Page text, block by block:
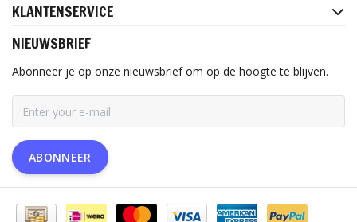
KLANTENSERVICE
NIEUWSBRIEF
Abonneer je op onze nieuwsbrief om op de hoogte te blijven.
ABONNEER